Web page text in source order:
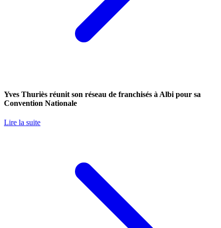
Yves Thuriès réunit son réseau de franchisés à Albi pour sa
Convention Nationale
Lire la suite